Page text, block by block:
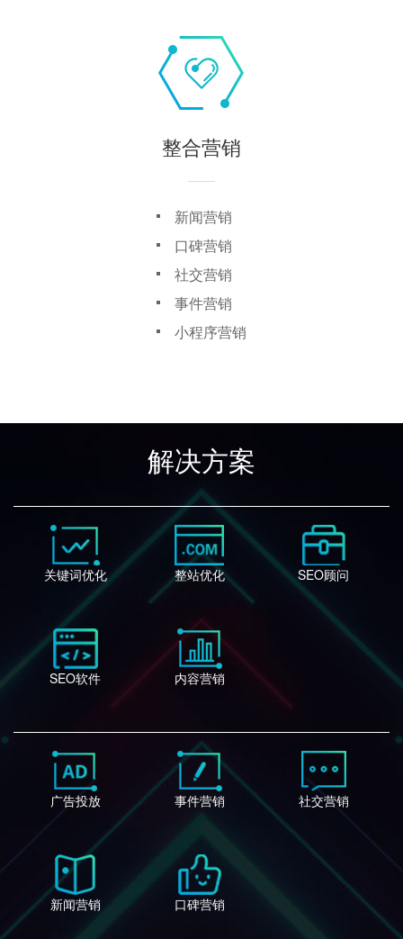
整合营销
新闻营销
口碑营销
社交营销
事件营销
小程序营销
解决方案
关键词优化 整站优化 SEO顾问
SEO软件 内容营销
广告投放 事件营销 社交营销
新闻营销 口碑营销